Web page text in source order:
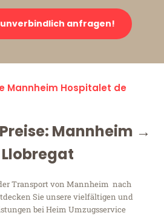
anfragen!
Mannheim Hospitalet de
Mannheim →
Transport von Mannheim nach
Sie unsere vielfältigen und
bei Heim Umzugsservice